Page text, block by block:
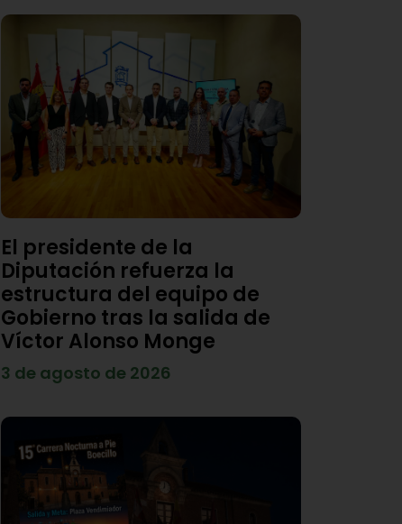
El presidente de la
Diputación refuerza la
estructura del equipo de
Gobierno tras la salida de
Víctor Alonso Monge
3 de agosto de 2026